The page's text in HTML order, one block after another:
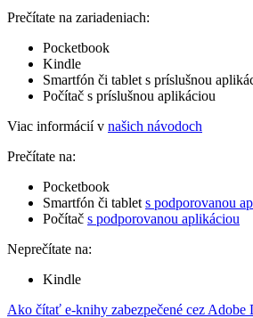
Prečítate na zariadeniach:
Pocketbook
Kindle
Smartfón či tablet s príslušnou
Počítač s príslušnou aplikáciou
Viac informácií v našich návodoch
Prečítate na:
Pocketbook
Smartfón či tablet s podporovanou
Počítač s podporovanou aplikáciou
Neprečítate na:
Kindle
Ako čítať e-knihy zabezpečené cez Adobe